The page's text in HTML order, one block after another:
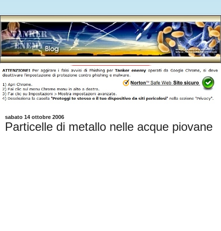
sabato 14 ottobre 2006
Particelle di metallo nelle acque piovane